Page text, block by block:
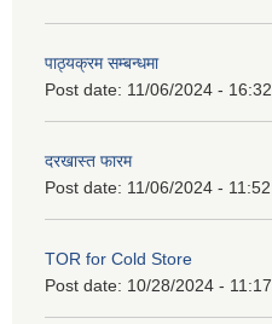
पाठ्यक्रम सम्बन्धमा
Post date: 11/06/2024 - 16:32
दरखास्त फारम
Post date: 11/06/2024 - 11:52
TOR for Cold Store
Post date: 10/28/2024 - 11:17